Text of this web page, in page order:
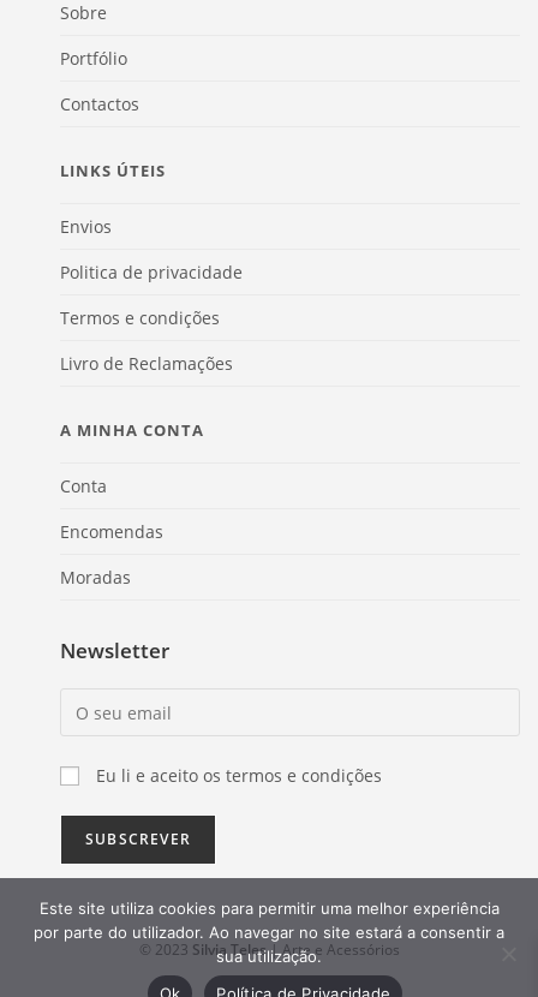
Sobre
Portfólio
Contactos
LINKS ÚTEIS
Envios
Politica de privacidade
Termos e condições
Livro de Reclamações
A MINHA CONTA
Conta
Encomendas
Moradas
Newsletter
Eu li e aceito os termos e condições
© 2023 Silvia Teles| Arte e Acessórios
Este site utiliza cookies para permitir uma melhor experiência
por parte do utilizador. Ao navegar no site estará a consentir a
sua utilização.
Ok
Política de Privacidade